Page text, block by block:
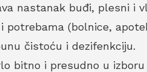
nastanak buđi, plesni
(bolnice,
čistoću i dezifenkciju.
bitno i presudno u